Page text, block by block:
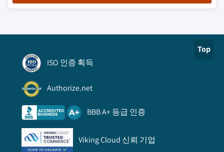
Top
ISO 인증 획득
Authorize.net
BBB A+ 등급 인증
Viking Cloud 신뢰 기업